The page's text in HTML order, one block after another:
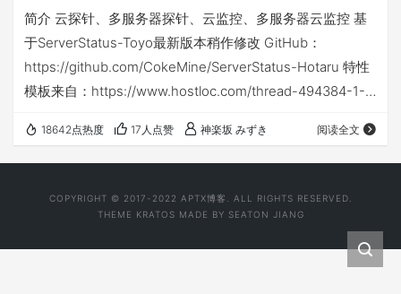
ServerStatus脚本
简介 云探针、多服务器探针、云监控、多服务器云监控 基
于ServerStatus-Toyo最新版本稍作修改 GitHub：
https://github.com/CokeMine/ServerStatus-Hotaru 特性
模板来自：https://www.hostloc.com/thread-494384-1-
Toyo版的需要稍作修改 修改方法 配置文
件：/usr/local/ServerStatus/server/config.json备份并自行
18642点热度 17人点赞 神楽坂 みずき 阅读全文
COPYRIGHT © 2017-2022 APTX博客
. ALL RIGHTS RESERVED.
THEME KRATOS MADE BY SEATON JIANG